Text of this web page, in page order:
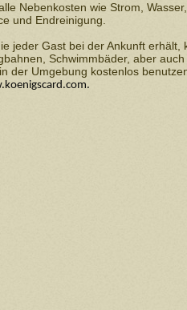
Nebenkosten wie Strom,
und Endreinigung.
jeder Gast bei der Ankunft erhält,
Schwimmbäder, aber auch
der Umgebung kostenlos